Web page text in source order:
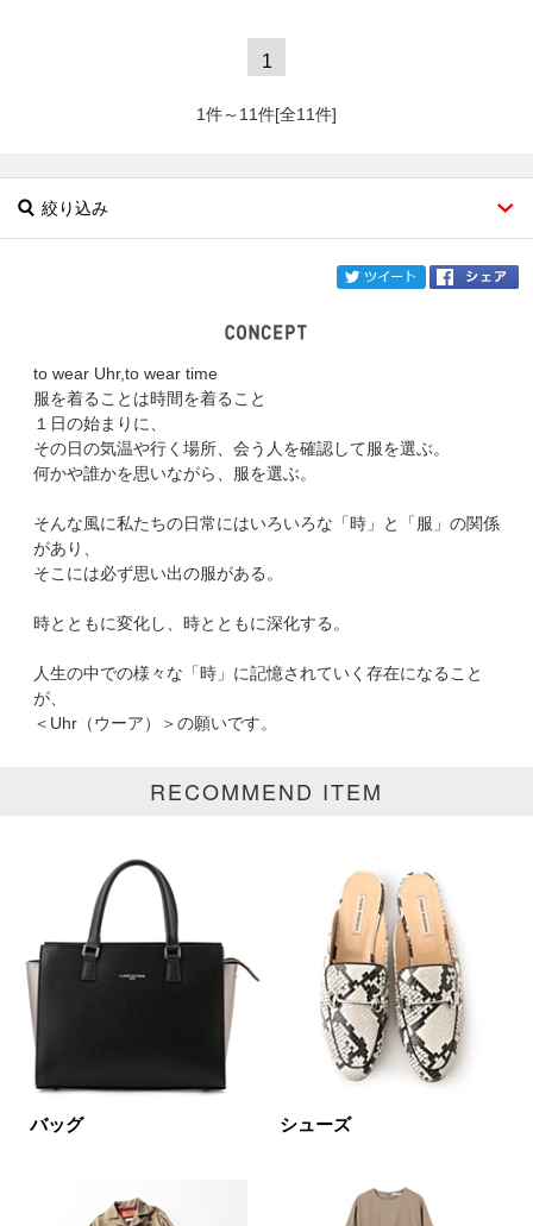
1
1件～11件[全11件]
絞り込み
ブランド Uhr
カテゴリ
サイズ
掲載雑誌
新着
再入荷 ラスト1
在庫あり
カラー
イエロー ピンク
to wear Uhr,to wear time
服を着ることは時間を着ること
１日の始まりに、
その日の気温や行く場所、会う人を確認して服を選ぶ。
何かや誰かを思いながら、服を選ぶ。
そんな風に私たちの日常にはいろいろな「時」と「服」の関係
があり、
そこには必ず思い出の服がある。
時とともに変化し、時とともに深化する。
人生の中での様々な「時」に記憶されていく存在になること
が、
＜Uhr（ウーア）＞の願いです。
RECOMMEND ITEM
バッグ シューズ